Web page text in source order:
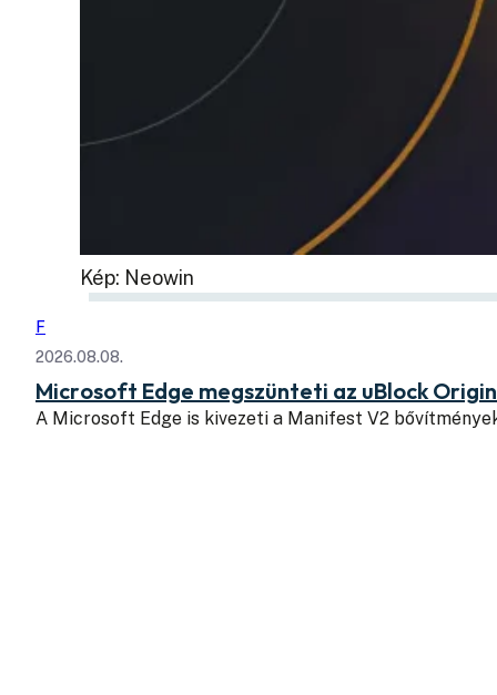
Kép: Neowin
F
2026.08.08.
Microsoft Edge megszünteti az uBlock
A Microsoft Edge is kivezeti a Manifest V2